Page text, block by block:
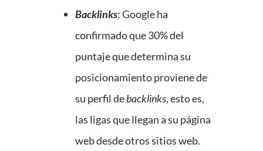
Backlinks: Google ha
confirmado que 30% del
puntaje que determina su
posicionamiento proviene de
su perfil debacklinks, esto es,
las ligas que llegan a su página
web desde otros sitios web.